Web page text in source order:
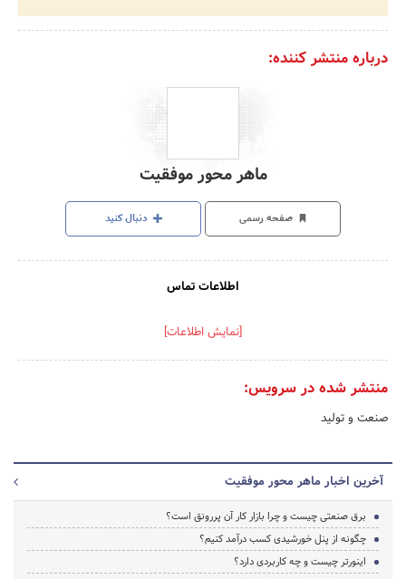
درباره منتشر کننده:
ماهر محور موفقیت
صفحه رسمی دنبال کنید
اطلاعات تماس
[نمایش اطلاعات]
منتشر شده در سرویس:
صنعت و تولید
آخرین اخبار ماهر محور موفقیت
برق صنعتی چیست و چرا بازار کار آن پررونق است؟
چگونه از پنل خورشیدی کسب درآمد کنیم؟
اینورتر چیست و چه کاربردی دارد؟